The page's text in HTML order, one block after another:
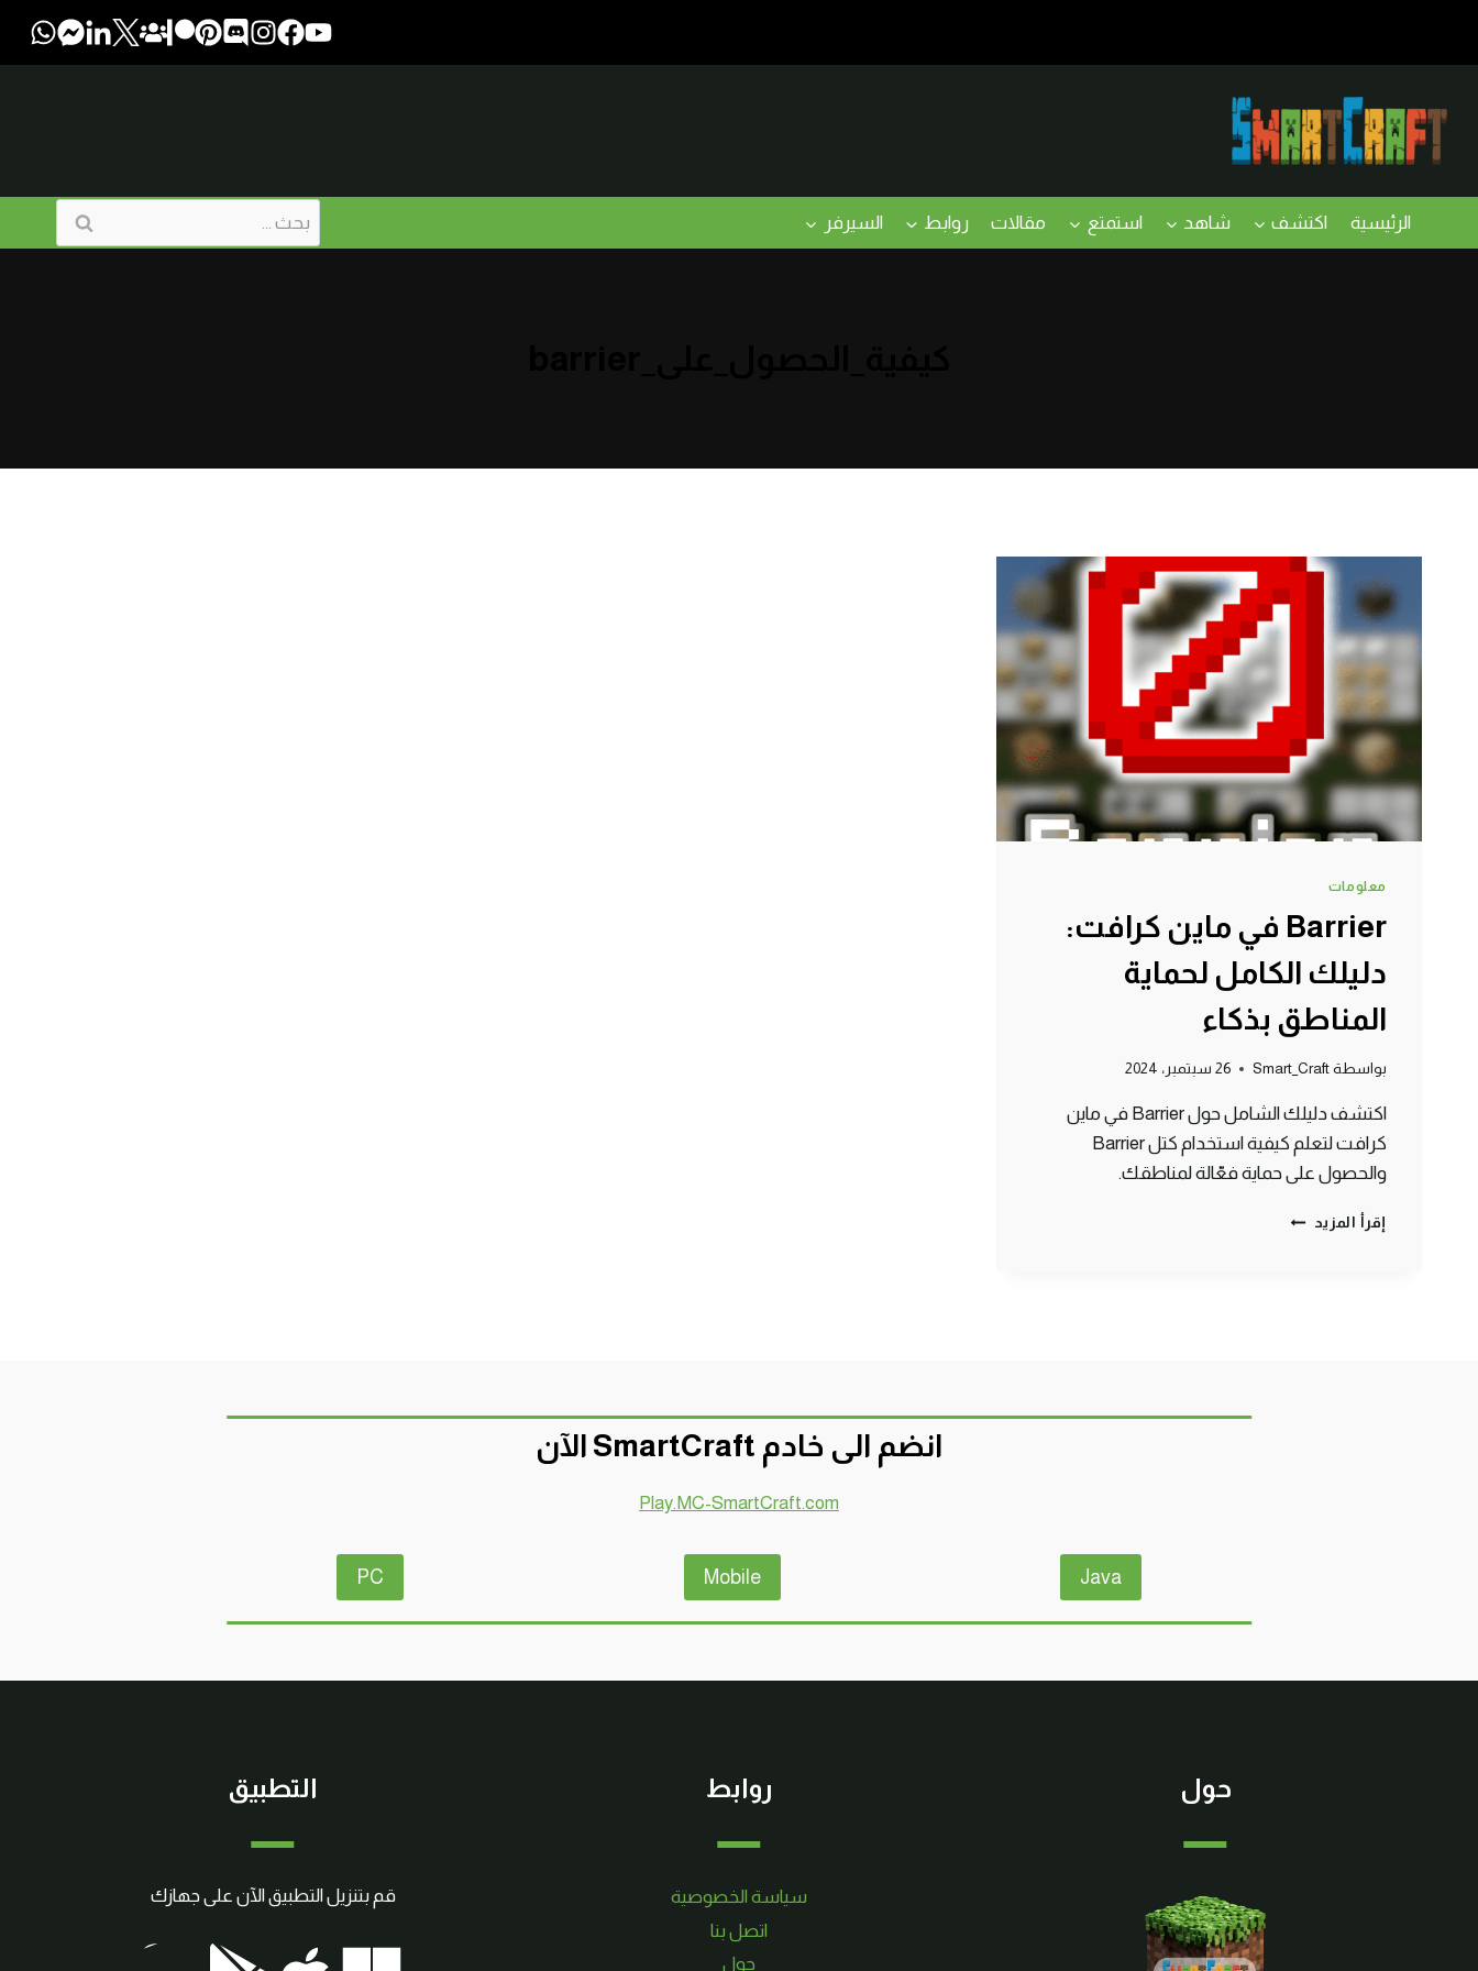
الرئيسية اكتشف شاهد استمتع مقالات روابط السيرفر
البحث
عن:
معلومات
Barrier في ماين كرافت:
دليلك الكامل لحماية
المناطق بذكاء
بواسطة Smart_Craft 26 سبتمبر، 2024
اكتشف دليلك الشامل حول Barrier في ماين
كرافت لتعلم كيفية استخدام كتل Barrier
والحصول على حماية فعّالة لمناطقك.
إقرأ المزيد BARRIER
انضم الى خادم SmartCraft الآن
Play.MC-SmartCraft.com
Java
Mobile
PC
حول روابط
سياسة الخصوصية
اتصل بنا
حول
التطبيق
قم بتنزيل التطبيق الآن على جهازك